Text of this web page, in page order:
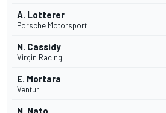
A. Lotterer
Porsche Motorsport
N. Cassidy
Virgin Racing
E. Mortara
Venturi
N. Nato